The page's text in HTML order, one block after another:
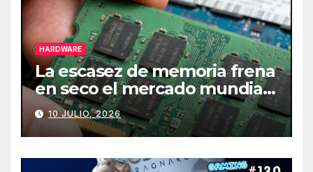
HARDWARE
La escasez de memoria frena
en seco el mercado mundial
de PCs
10 JULIO, 2026